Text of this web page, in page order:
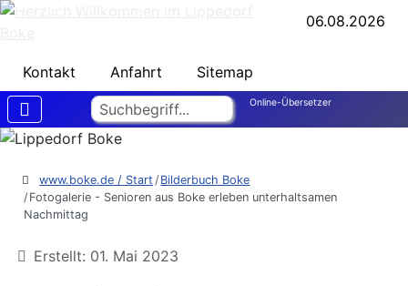
Suchen Online-Übersetzer
Kontakt Anfahrt Sitemap
06.08.2026
www.boke.de / Start
Bilderbuch Boke
Fotogalerie - Senioren aus Boke erleben unterhaltsamen
Nachmittag
Erstellt: 01. Mai 2023